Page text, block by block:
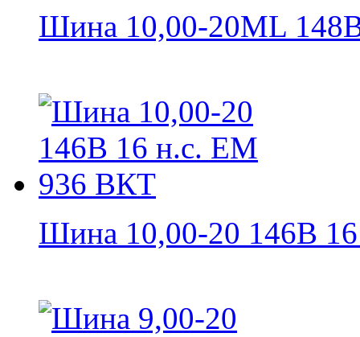
Шина 10,00-20ML
Шина 10,00-20 146B